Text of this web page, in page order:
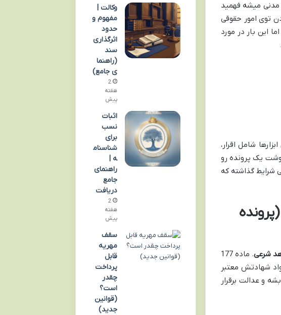
نمیاد بگه شهادت یعنی این. اما خب، از مواد 1309 تا 1321 قانون مدنی میشه فهمید
توی امور حقوقی
این بار در مورد
شامل اقرار،
یک پرونده رو
شرایط گذاشته که
شرعی
. ماده 177
شهادتش معتبر
و عدالت برقرار
وکالت |
مفهوم و
حدود
اثرگذاری
سند
(راهنما
ی جامع)
2
هفته
پیش
اثبات
نسب
برای
شناسنام
ه |
راهنمای
جامع
دریافت
2
هفته
پیش
سقف
مهریه
قابل
پرداخت
چقدر
است؟
(قوانین
جدید)